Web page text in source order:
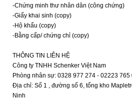
-Chứng minh thư nhân dân (công chứng)
-Giấy khai sinh (copy)
-Hộ khẩu (copy)
-Bằng cấp/ chứng chỉ (copy)
THÔNG TIN LIÊN HỆ
Công ty TNHH Schenker Việt Nam
Phòng nhân sự: 0328 977 274 - 02223 765
Địa chỉ: Số 1 , đường số 6, tổng kho
Ninh